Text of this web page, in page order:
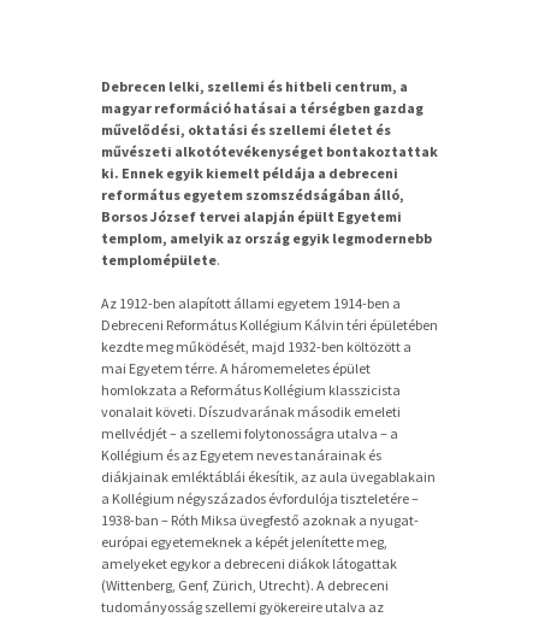
Debrecen lelki, szellemi és hitbeli centrum, a
magyar reformáció hatásai a térségben gazdag
művelődési, oktatási és szellemi életet és
művészeti alkotótevékenységet bontakoztattak
ki. Ennek egyik kiemelt példája a debreceni
református egyetem szomszédságában álló,
Borsos József tervei alapján épült Egyetemi
templom, amelyik az ország egyik legmodernebb
templomépülete.
Az 1912-ben alapított állami egyetem 1914-ben a
Debreceni Református Kollégium Kálvin téri épületében
kezdte meg működését, majd 1932-ben költözött a
mai Egyetem térre. A háromemeletes épület
homlokzata a Református Kollégium klasszicista
vonalait követi. Díszudvarának második emeleti
mellvédjét – a szellemi folytonosságra utalva – a
Kollégium és az Egyetem neves tanárainak és
diákjainak emléktáblái ékesítik, az aula üvegablakain
a Kollégium négyszázados évfordulója tiszteletére –
1938-ban – Róth Miksa üvegfestő azoknak a nyugat-
európai egyetemeknek a képét jelenítette meg,
amelyeket egykor a debreceni diákok látogattak
(Wittenberg, Genf, Zürich, Utrecht). A debreceni
tudományosság szellemi gyökereire utalva az